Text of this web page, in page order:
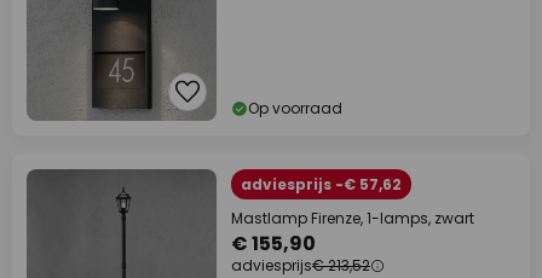
Op voorraad
adviesprijs -€ 57,62
Mastlamp Firenze, 1-lamps, zwart
€ 155,90
adviesprijs€ 213,52